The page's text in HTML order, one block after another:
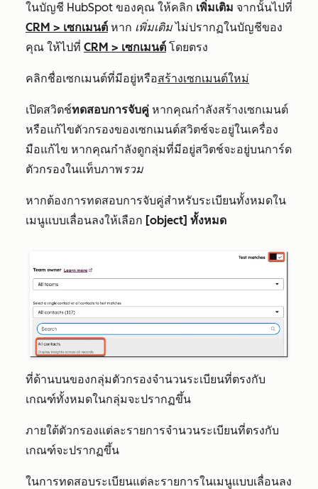
ในบัญชี HubSpot ของคุณ ให้คลิก เพิ่มเติม จากนั้นไปที่
CRM > เซกเมนต์ หาก เพิ่มเติมไม่ปรากฏในบัญชีของ
คุณ ให้ไปที่ CRM > เซกเมนต์ โดยตรง
คลิกชื่อเซกเมนต์ที่มีอยู่หรือสร้างเซกเมนต์ใหม่
เปิดสวิตช์ทดสอบการจับคู่ หากคุณกำลังสร้างเซกเมนต์
หรือแก้ไขตัวกรองของเซกเมนต์สวิตช์จะอยู่ในเครื่อง
มือแก้ไข หากคุณกำลังดูกลุ่มที่มีอยู่สวิตช์จะอยู่บนการ์ด
ตัวกรองในแท็บภาพรวม
หากต้องการทดสอบการจับคู่สำหรับระเบียนทั้งหมดใน
เมนูแบบเลื่อนลงให้เลือก [object] ทั้งหมด
ที่ด้านบนของกลุ่มตัวกรองจำนวนระเบียนที่ตรงกับ
เกณฑ์ทั้งหมดในกลุ่มจะปรากฏขึ้น
ภายใต้ตัวกรองแต่ละรายการจำนวนระเบียนที่ตรงกับ
เกณฑ์จะปรากฏขึ้น
ในการทดสอบระเบียนแต่ละรายการในเมนูแบบเลื่อนลง